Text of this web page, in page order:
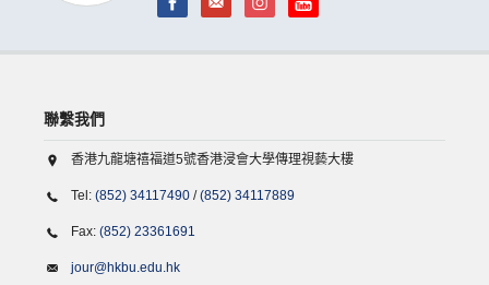
聯繫我們
香港九龍塘禧福道5號香港浸會大學傳理視藝大樓
Tel: (852) 34117490 /(852) 34117889
Fax: (852) 23361691
jour@hkbu.edu.hk